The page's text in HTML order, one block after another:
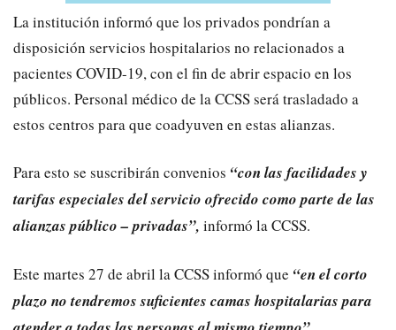
La institución informó que los privados pondrían a
disposición servicios hospitalarios no relacionados a
pacientes COVID-19, con el fin de abrir espacio en los
públicos. Personal médico de la CCSS será trasladado a
estos centros para que coadyuven en estas alianzas.
Para esto se suscribirán convenios “con las facilidades y
tarifas especiales del servicio ofrecido como parte de las
alianzas público – privadas”, informó la CCSS.
Este martes 27 de abril la CCSS informó que “en el corto
plazo no tendremos suficientes camas hospitalarias para